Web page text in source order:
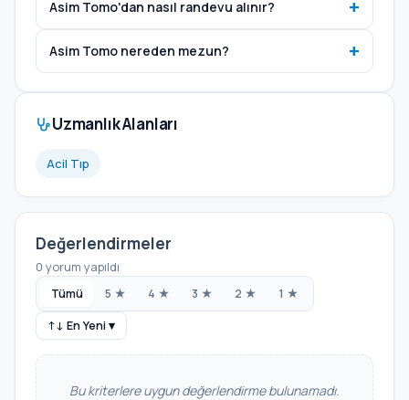
Asim Tomo'dan nasıl randevu alınır?
Asim Tomo nereden mezun?
Uzmanlık Alanları
Acil Tıp
Değerlendirmeler
0 yorum yapıldı
Tümü 5 ★ 4 ★ 3 ★ 2 ★ 1 ★
↑↓ En Yeni ▾
Bu kriterlere uygun değerlendirme bulunamadı.